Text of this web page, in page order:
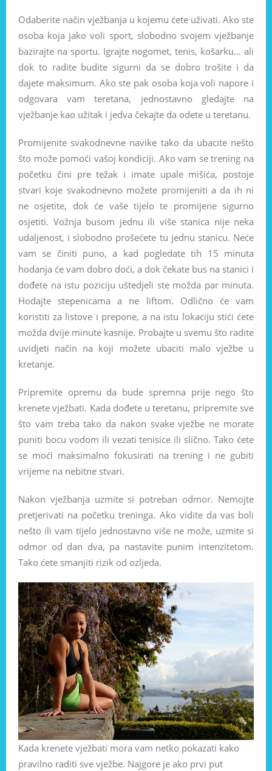
Odaberite način vježbanja u kojemu ćete uživati. Ako ste
osoba koja jako voli sport, slobodno svojem vježbanje
bazirajte na sportu. Igrajte nogomet, tenis, košarku… ali
dok to radite budite sigurni da se dobro trošite i da
dajete maksimum. Ako ste pak osoba koja voli napore i
odgovara vam teretana, jednostavno gledajte na
vježbanje kao užitak i jedva čekajte da odete u teretanu.
Promijenite svakodnevne navike tako da ubacite nešto
što može pomoći vašoj kondiciji. Ako vam se trening na
početku čini pre težak i imate upale mišića, postoje
stvari koje svakodnevno možete promijeniti a da ih ni
ne osjetite, dok će vaše tijelo te promijene sigurno
osjetiti. Vožnja busom jednu ili više stanica nije neka
udaljenost, i slobodno prošećete tu jednu stanicu. Neće
vam se činiti puno, a kad pogledate tih 15 minuta
hodanja će vam dobro doći, a dok čekate bus na stanici i
dođete na istu poziciju uštedjeli ste možda par minuta.
Hodajte stepenicama a ne liftom. Odlično će vam
koristiti za listove i prepone, a na istu lokaciju stići ćete
možda dvije minute kasnije. Probajte u svemu što radite
uvidjeti način na koji možete ubaciti malo vježbe u
kretanje.
Pripremite opremu da bude spremna prije nego što
krenete vježbati. Kada dođete u teretanu, pripremite sve
što vam treba tako da nakon svake vježbe ne morate
puniti bocu vodom ili vezati tenisice ili slično. Tako ćete
se moći maksimalno fokusirati na trening i ne gubiti
vrijeme na nebitne stvari.
Nakon vježbanja uzmite si potreban odmor. Nemojte
pretjerivati na početku treninga. Ako vidite da vas boli
nešto ili vam tijelo jednostavno više ne može, uzmite si
odmor od dan dva, pa nastavite punim intenzitetom.
Tako ćete smanjiti rizik od ozljeda.
Kada krenete vježbati mora vam netko pokazati kako
pravilno raditi sve vježbe. Najgore je ako prvi put